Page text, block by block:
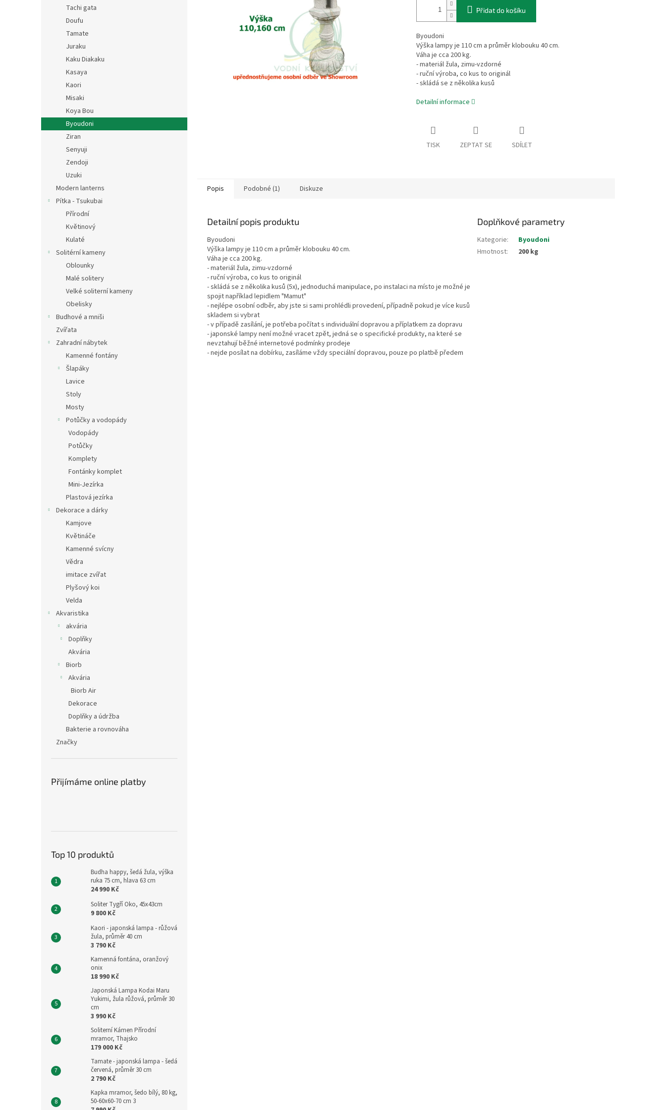
Tachi gata
Doufu
Tamate
Juraku
Kaku Diakaku
Kasaya
Kaori
Misaki
Koya Bou
Byoudoni
Ziran
Senyuji
Zendoji
Uzuki
Modern lanterns
Pítka - Tsukubai
Přírodní
Květinový
Kulaté
Solitérní kameny
Oblounky
Malé solitery
Velké soliterní kameny
Obelisky
Budhové a mniši
Zvířata
Zahradní nábytek
Kamenné fontány
Šlapáky
Lavice
Stoly
Mosty
Potůčky a vodopády
Vodopády
Potůčky
Komplety
Fontánky komplet
Mini-Jezírka
Plastová jezírka
Dekorace a dárky
Kamjove
Květináče
Kamenné svícny
Vědra
imitace zvířat
Plyšový koi
Velda
Akvaristika
akvária
Doplňky
Akvária
Biorb
Akvária
Biorb Air
Dekorace
Doplňky a údržba
Bakterie a rovnováha
Značky
Přijímáme online platby
Top 10 produktů
Budha happy, šedá žula, výška
ruka 75 cm, hlava 63 cm
24 990 Kč
Soliter Tygří Oko, 45x43cm
9 800 Kč
Kaori - japonská lampa - růžová
žula, průměr 40 cm
3 790 Kč
Kamenná fontána, oranžový
onix
18 990 Kč
Japonská Lampa Kodai Maru
Yukimi, žula růžová, průměr 30
cm
3 990 Kč
Soliterní Kámen Přírodní
mramor, Thajsko
179 000 Kč
Tamate - japonská lampa - šedá
červená, průměr 30 cm
2 790 Kč
Kapka mramor, šedo bílý, 80 kg,
50-60x60-70 cm 3
Přidat do košíku
Byoudoni
Výška lampy je 110 cm a průměr klobouku 40 cm.
Váha je cca 200 kg.
- materiál žula, zimu-vzdorné
- ruční výroba, co kus to originál
- skládá se z několika kusů
Detailní informace
TISK ZEPTAT SE SDÍLET
Popis Podobné (1) Diskuze
Detailní popis produktu
Byoudoni
Výška lampy je 110 cm a průměr klobouku 40 cm.
Váha je cca 200 kg.
- materiál žula, zimu-vzdorné
- ruční výroba, co kus to originál
- skládá se z několika kusů (5x), jednoduchá manipulace, po instalaci na místo je možné je
spojit například lepidlem "Mamut"
- nejlépe osobní odběr, aby jste si sami prohlédli provedení, případně pokud je více kusů
skladem si vybrat
- v případě zasílání, je potřeba počítat s individuální dopravou a příplatkem za dopravu
- japonské lampy není možné vracet zpět, jedná se o specifické produkty, na které se
nevztahují běžné internetové podmínky prodeje
- nejde posílat na dobírku, zasíláme vždy speciální dopravou, pouze po platbě předem
Doplňkové parametry
Kategorie:
Byoudoni
Hmotnost: 200 kg